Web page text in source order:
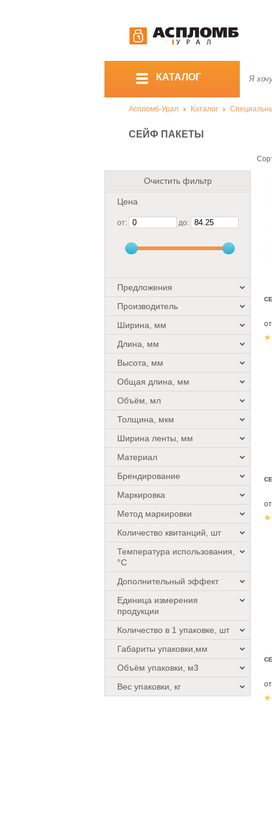
КАТАЛОГ
Аспломб-Урал Каталог
СЕЙФ ПАКЕТЫ
Очистить фильтр
Цена
от: до:
Предложения
Производитель
Ширина, мм
Длина, мм
Высота, мм
Общая длина, мм
Объём, мл
Толщина, мкм
Ширина ленты, мм
Материал
Брендирование
Маркировка
Метод маркировки
Количество квитанций, шт
Температура использования,
°C
Дополнительный эффект
Единица измерения
продукции
Количество в 1 упаковке, шт
Габариты упаковки,мм
Объём упаковки, м3
Вес упаковки, кг
от
от
от